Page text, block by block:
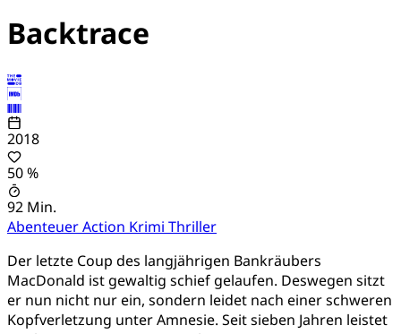
Backtrace
2018
50 %
92 Min.
AbenteuerAction Krimi Thriller
Der letzte Coup des langjährigen Bankräubers
MacDonald ist gewaltig schief gelaufen. Deswegen sitzt
er nun nicht nur ein, sondern leidet nach einer schweren
Kopfverletzung unter Amnesie. Seit sieben Jahren leistet